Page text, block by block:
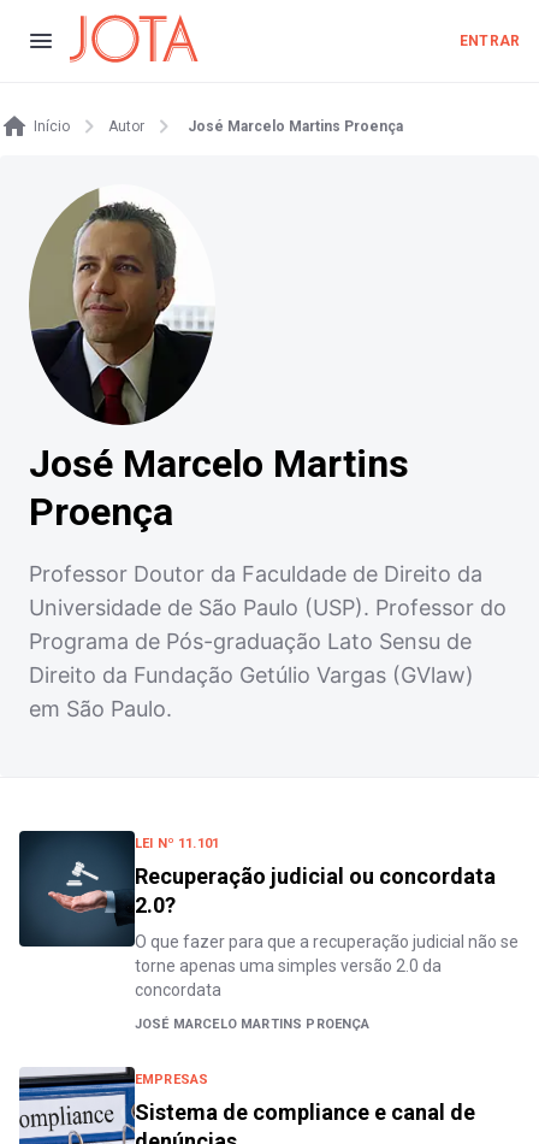
ENTRAR
Início Autor José Marcelo Martins Proença
José Marcelo Martins
Proença
Professor Doutor da Faculdade de Direito da
Universidade de São Paulo (USP). Professor do
Programa de Pós-graduação Lato Sensu de
Direito da Fundação Getúlio Vargas (GVlaw)
em São Paulo.
LEI Nº 11.101
Recuperação judicial ou concordata
2.0?
O que fazer para que a recuperação judicial não se
torne apenas uma simples versão 2.0 da
concordata
JOSÉ MARCELO MARTINS PROENÇA
EMPRESAS
Sistema de compliance e canal de